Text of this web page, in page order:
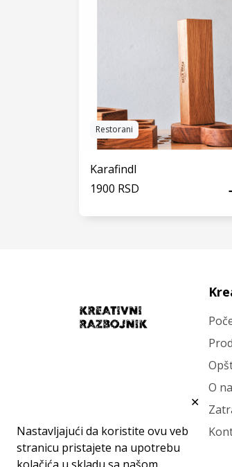
Restorani
Karafindl
1900 RSD
O
Nastavljajući da koristite ovu veb
stranicu pristajete na upotrebu
✕